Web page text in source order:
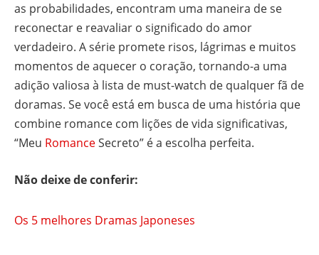
as probabilidades, encontram uma maneira de se
reconectar e reavaliar o significado do amor
verdadeiro. A série promete risos, lágrimas e muitos
momentos de aquecer o coração, tornando-a uma
adição valiosa à lista de must-watch de qualquer fã de
doramas. Se você está em busca de uma história que
combine romance com lições de vida significativas,
“Meu RomanceSecreto” é a escolha perfeita.
Não deixe de conferir:
Os 5 melhores Dramas Japoneses